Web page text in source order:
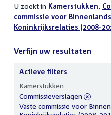
U zoekt in actieve
filters
Kamerstukken,
commissie voor
Koninkrijksrelaties (2008-
Verfijn uw resultaten
uw
resultaten
Actieve filters
Kamerstukken
verwijder
filter
Commissieverslagen
verwijder
Vaste commissie voor